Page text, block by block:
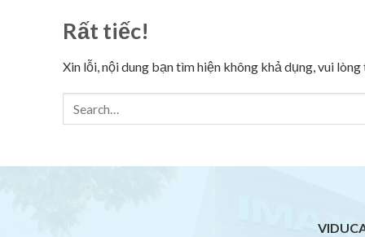
Rất tiếc!
Xin lỗi, nội dung bạn tìm hiện không khả dụng, vui